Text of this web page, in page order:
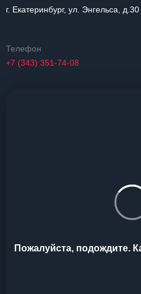
г. Екатеринбург, ул. Энгельса, д.30
Телефон
+7 (343) 351-74-08
Пожалуйста, подождите.